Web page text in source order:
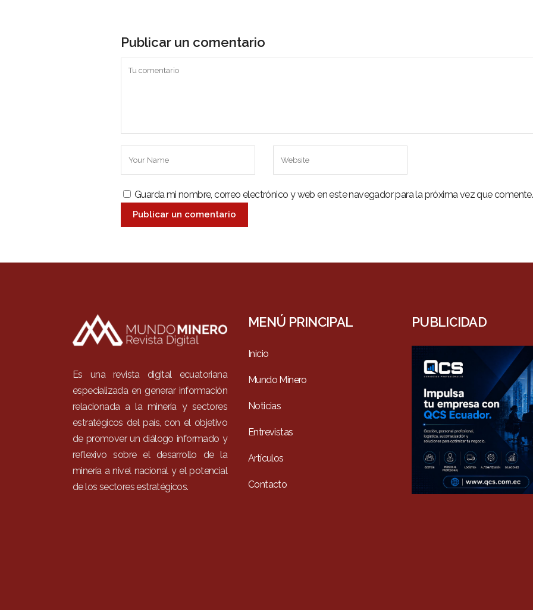
Publicar un comentario
Guarda mi nombre, correo electrónico y web en este navegador para la próxima vez que comente.
Es una revista digital ecuatoriana
especializada en generar información
relacionada a la minería y sectores
estratégicos del país, con el objetivo
de promover un diálogo informado y
reflexivo sobre el desarrollo de la
minería a nivel nacional y el potencial
de los sectores estratégicos.
MENÚ PRINCIPAL
Inicio
Mundo Minero
Noticias
Entrevistas
Artículos
Contacto
PUBLICIDAD